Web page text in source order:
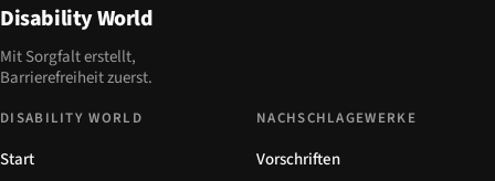
Disability World
Mit Sorgfalt erstellt,
Barrierefreiheit zuerst.
DISABILITY WORLD
Start
NACHSCHLAGEWERKE
Vorschriften